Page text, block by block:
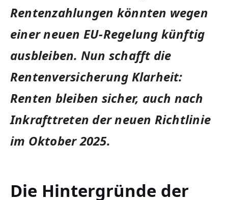
Rentenzahlungen könnten wegen
einer neuen EU-Regelung künftig
ausbleiben. Nun schafft die
Rentenversicherung Klarheit:
Renten bleiben sicher, auch nach
Inkrafttreten der neuen Richtlinie
im Oktober 2025.
Die Hintergründe der